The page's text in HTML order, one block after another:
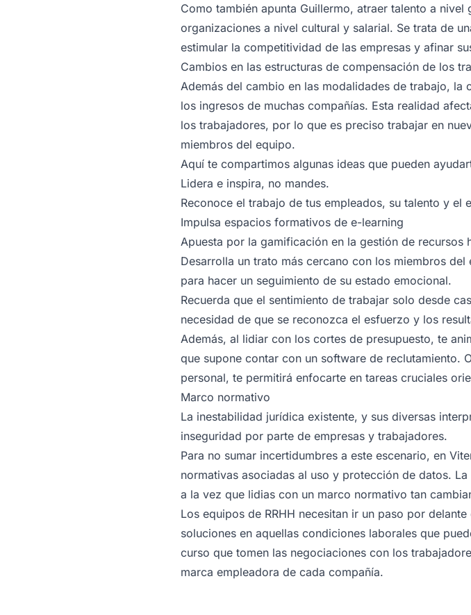
Como también apunta Guillermo, atraer talento a
organizaciones a nivel cultural y salarial. Se trata de
estimular la competitividad de las empresas y afinar
Cambios en las estructuras de compensación de los
Además del cambio en las modalidades de trabajo,
los ingresos de muchas compañías. Esta realidad
los trabajadores, por lo que es preciso trabajar en
miembros del equipo.
Aquí te compartimos algunas ideas que pueden
Lidera e inspira, no mandes.
Reconoce el trabajo de tus empleados, su talento y el
Impulsa espacios formativos de e-learning
Apuesta por la gamificación en la gestión de recursos
Desarrolla un trato más cercano con los miembros
para hacer un seguimiento de su estado emocional.
Recuerda que el sentimiento de trabajar solo desde
necesidad de que se reconozca el esfuerzo y los
Además, al lidiar con los cortes de presupuesto, te
que supone contar con un software de reclutamiento.
personal, te permitirá enfocarte en tareas cruciales
Marco normativo
La inestabilidad jurídica existente, y sus diversas
inseguridad por parte de empresas y trabajadores.
Para no sumar incertidumbres a este escenario, en
normativas asociadas al uso y protección de datos.
a la vez que lidias con un marco normativo tan
Los equipos de RRHH necesitan ir un paso por
soluciones en aquellas condiciones laborales que
curso que tomen las negociaciones con los
marca empleadora de cada compañía.